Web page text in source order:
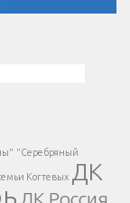
"Серебряный
Когтевых ДК
ДК Россия